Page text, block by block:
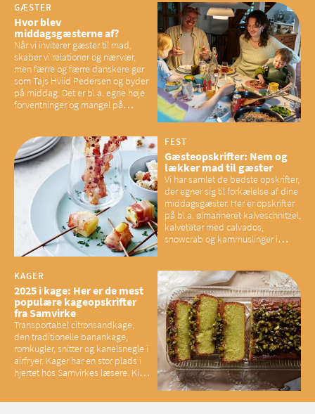
GÆSTER
Hvor blev
middagsgæsterne af?
Når vi inviterer gæster til mad,
skaber vi relationer og nærvær,
men færre og færre danskere gør
som Tajs Hviid Pedersen og byder
på middag. Det er bl.a. egne høje
forventninger og mangel på
have konsekvenser for vores
sociale fællesskaber
FEST
Gæsteopskrifter: Nem og
lækker mad til gæster
Vi har samlet de bedste opskrifter,
der egner sig til forkælelse af dine
middagsgæster. Her er opskrifter
på bl.a. ølmarineret kalveschnitzel,
kalvetatar med calvados,
snowcrab og kammuslinger i
KAGER
2025 i kage: Her er de mest
populære kageopskrifter
fra Samvirke
Transportabel citronsandkage,
den traditionelle banankage,
romkugler, snitter og kanelsnegle i
airfryer. Kager har en stor plads i
hjertet hos Samvirkes læsere. Kig